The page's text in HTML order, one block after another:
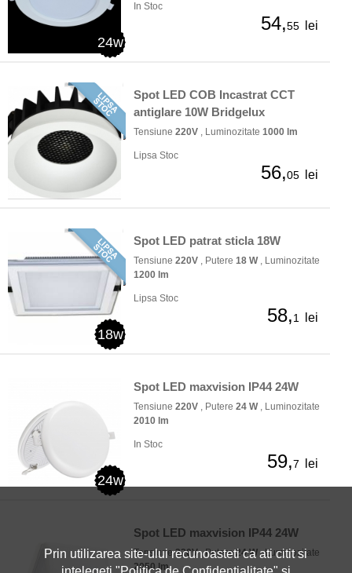
24w
In Stoc
54,55 lei
Spot LED COB Incastrat CCT
antiglare 10W Bridgelux
Tensiune 220V , Luminozitate 1000 lm
Lipsa Stoc
56,05 lei
18w
Spot LED patrat sticla 18W
Tensiune 220V , Putere 18 W, Luminozitate
1200 lm
Lipsa Stoc
58,1 lei
24w
Spot LED maxvision IP44 24W
Tensiune 220V , Putere 24 W, Luminozitate
2010 lm
In Stoc
59,7 lei
Spot LED maxvision IP44 24W
Tensiune220V, Putere24 W , Luminozitate
2050 lm
Prin utilizarea site-ului recunoasteti ca ati citit si